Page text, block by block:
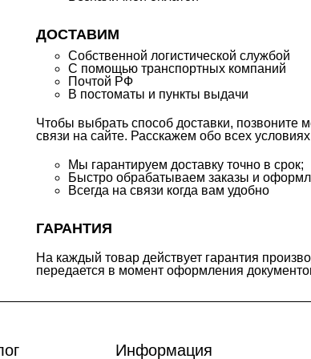
ДОСТАВИМ
Собственной логистической службой
С помощью транспортных компаний
Почтой РФ
В постоматы и пункты выдачи
Чтобы выбрать способ доставки,
связи на сайте. Расскажем обо всех
Мы гарантируем доставку точно в срок;
Быстро обрабатываем заказы и
Всегда на связи когда вам удобно
ГАРАНТИЯ
На каждый товар действует гарантия
передается в момент оформления
Информация